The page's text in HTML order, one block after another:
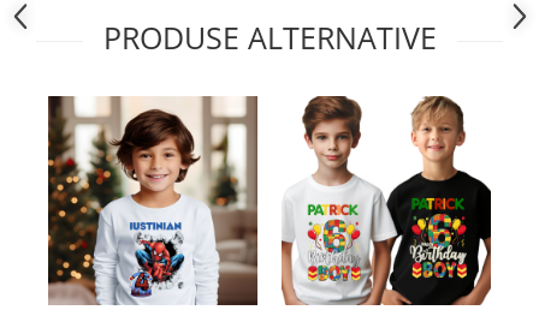
PRODUSE ALTERNATIVE